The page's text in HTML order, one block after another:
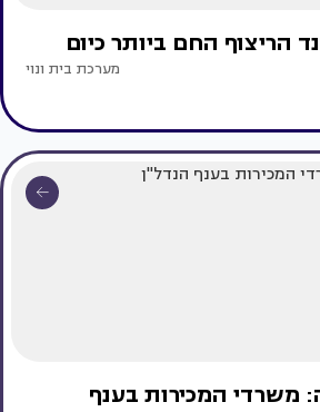
הריצוף החם ביותר כיום
מערכת בית ונוי
המכירות בענף